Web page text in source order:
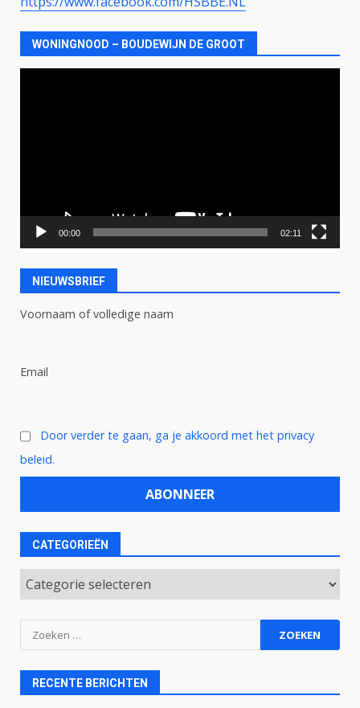
WONINGNOOD – BOUDEWIJN DE GROOT
00:00 02:11
NIEUWSBRIEF
Voornaam of volledige naam
Email
Door verder te gaan, ga je akkoord met het privacy
beleid.
CATEGORIEËN
Categorieën
Zoeken
naar:
RECENTE BERICHTEN